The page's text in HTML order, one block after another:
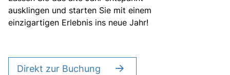
ausklingen und starten Sie mit einem
einzigartigen Erlebnis ins neue Jahr!
Direkt zur Buchung